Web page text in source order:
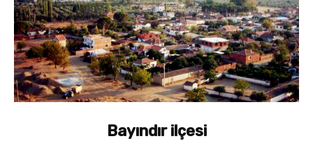
Bayındır ilçesi